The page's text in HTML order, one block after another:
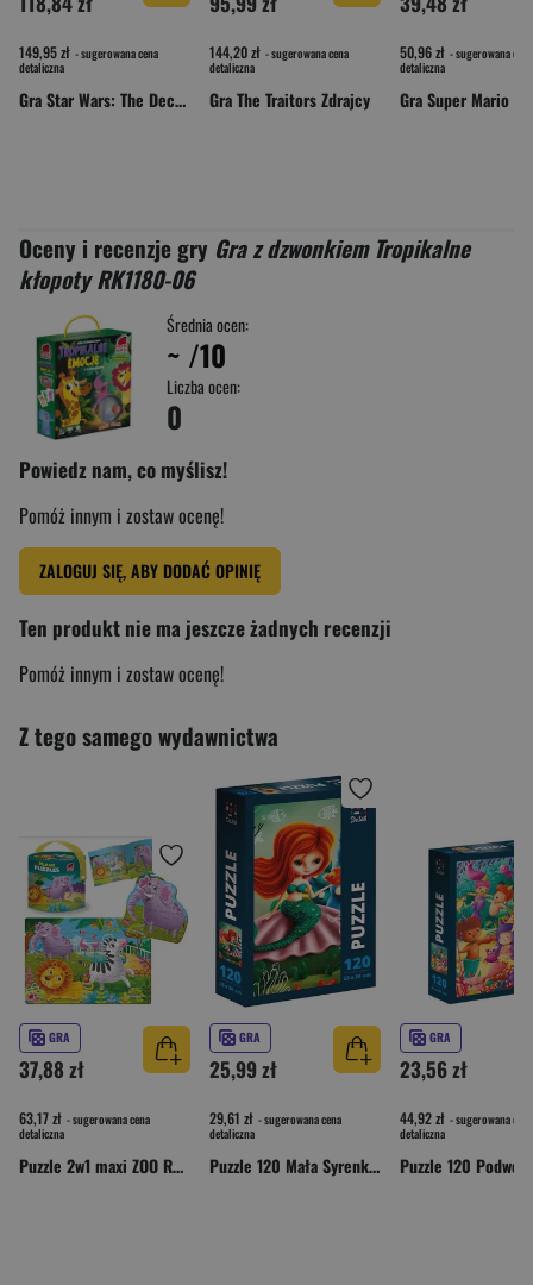
149,95 zł - sugerowana cena
detaliczna
Gra Star Wars: The Deckbuilding Game - Rebelia i Imperium rozszerzenie
144,20 zł - sugerowana cena
detaliczna
Gra The Traitors Zdrajcy
50,96 zł - sugerowana cena
detaliczna
Oceny i recenzje gry Gra z dzwonkiem Tropikalne
kłopoty RK1180-06
Średnia ocen:
~ /10
Liczba ocen:
0
Powiedz nam, co myślisz!
Pomóż innym i zostaw ocenę!
ZALOGUJ SIĘ, ABY DODAĆ OPINIĘ
Ten produkt nie ma jeszcze żadnych recenzji
Pomóż innym i zostaw ocenę!
Z tego samego wydawnictwa
GRA
37,88 zł
63,17 zł - sugerowana cena
detaliczna
Puzzle 2w1 maxi ZOO RK1080-02
GRA
25,99 zł
29,61 zł - sugerowana cena
detaliczna
Puzzle 120 Mała Syrenka DT100-09
GRA
23,56 zł
44,92 zł - sugerowana cena
detaliczna